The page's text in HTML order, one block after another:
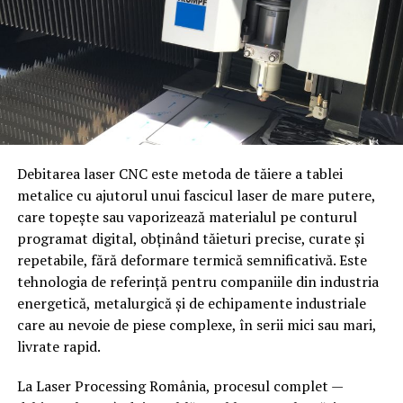
Pentru prevenirea infestării:
utilizează pubele cu capac;
golește recipientele regulat;
spală periodic containerele;
evită acumularea de deșeuri;
depozitează gunoiul în spații special amenajate.
Ofirma deratizarerecomandă întotdeauna
implementarea unui management eficient al deșeurilor.
Îngrijește spațiile exterioare
Curtea poate deveni rapid un refugiu pentru șobolani.
Este indicat să:
Strunjire de mare diametru — pentru axe, flanșe
și componente cilindrice de dimensiuni industriale
Frezare pe curse extinse
— pentru suprafețe
plane, caneluri și găuri de poziționare pe structuri
mari
Alezare de precizie
— pentru lagăre și
componente care necesită toleranțe strânse
Rectificare— pentru finisaje de suprafață și
toleranțe dimensionale finale
Aceste capacități permit Popeci Utilaj Greu Craiova să
producă atât piese individuale, unicat, cât și
componente în serii mici pentru proiecte industriale de
amploare.
Criterii de alegere a tipului de
convenior
Tipul mărfii— paleți, cutii, produse în vrac,
componente industriale
Greutatea și dimensiunea
benzii, distanța dintre role sau tipul lanțului
Debitarea laser CNC este metoda de tăiere a tablei
metalice cu ajutorul unui fascicul laser de mare putere,
care topește sau vaporizează materialul pe conturul
programat digital, obținând tăieturi precise, curate și
repetabile, fără deformare termică semnificativă. Este
tehnologia de referință pentru companiile din industria
energetică, metalurgică și de echipamente industriale
care au nevoie de piese complexe, în serii mici sau mari,
livrate rapid.
La Laser Processing România, procesul complet —